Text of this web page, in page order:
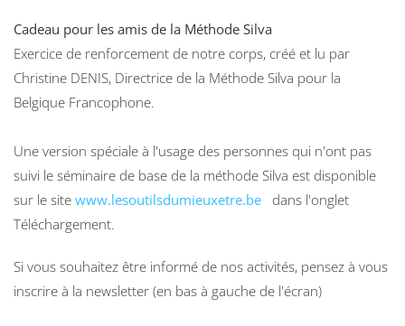
Cadeau pour les amis de la Méthode Silva
Exercice de renforcement de notre corps, créé et lu par
Christine DENIS, Directrice de la Méthode Silva pour la
Belgique Francophone.
Une version spéciale à l'usage des personnes qui n'ont pas
suivi le séminaire de base de la méthode Silva est disponible
sur le site www.lesoutilsdumieuxetre.be dans l'onglet
Téléchargement.
Si vous souhaitez être informé de nos activités, pensez à vous
inscrire à la newsletter (en bas à gauche de l'écran)